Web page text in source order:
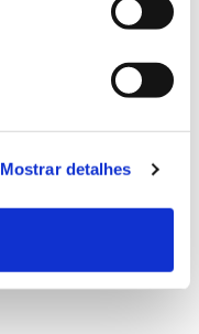
Mostrar detalhes